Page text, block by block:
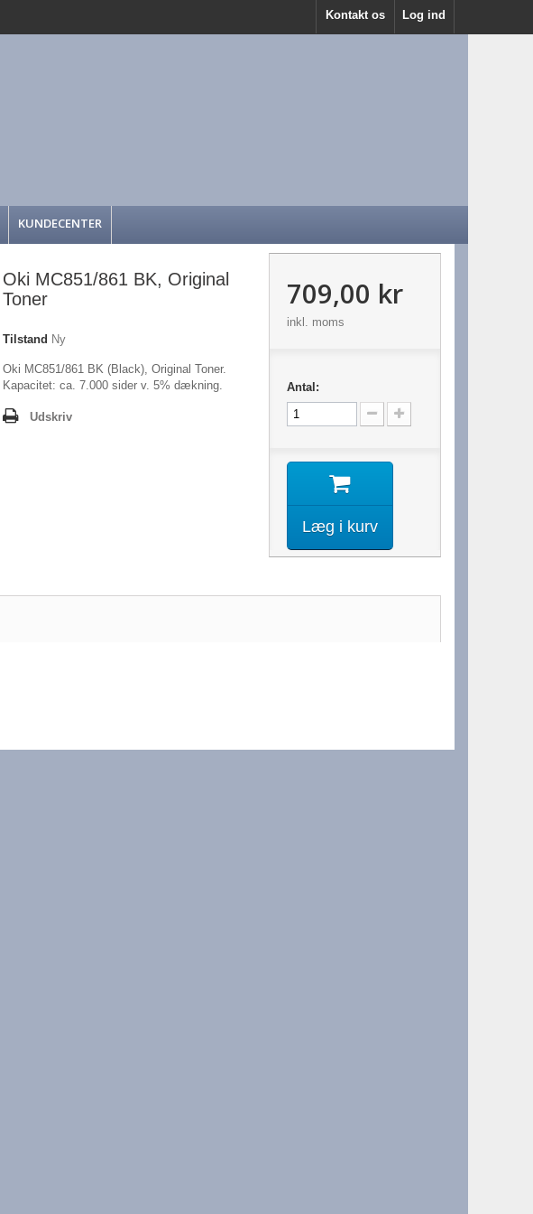
Log ind
Kontakt os
KUNDECENTER
Oki MC851/861 BK, Original
Toner
Tilstand Ny
Oki MC851/861 BK (Black), Original Toner.
Kapacitet: ca. 7.000 sider v. 5% dækning.
Udskriv
709,00 kr
inkl. moms
Antal:
Læg i kurv